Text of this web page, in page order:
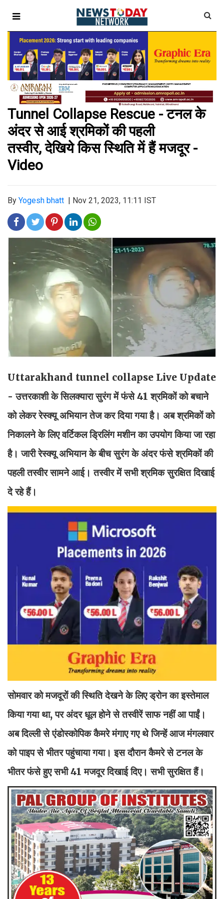
Tunnel Collapse Rescue - टनल के
अंदर से आई श्रमिकों की पहली
तस्वीर, देखिये किस स्थिति में हैं मजदूर -
Video
By Yogesh bhatt Nov 21, 2023, 11:11 IST
Uttarakhand tunnel collapse Live Update
- उत्तरकाशी के सिलक्यारा सुरंग में फंसे 41 श्रमिकों को बचाने
को लेकर रेस्क्यू अभियान तेज कर दिया गया है। अब श्रमिकों को
निकालने के लिए वर्टिकल ड्रिलिंग मशीन का उपयोग किया जा रहा
है। जारी रेस्क्यू अभियान के बीच सुरंग के अंदर फंसे श्रमिकों की
पहली तस्वीर सामने आई। तस्वीर में सभी श्रमिक सुरक्षित दिखाई
दे रहे हैं।
सोमवार को मजदूरों की स्थिति देखने के लिए ड्रोन का इस्तेमाल
किया गया था, पर अंदर धूल होने से तस्वीरें साफ नहीं आ पाईं।
अब दिल्ली से एंडोस्कोपिक कैमरे मंगाए गए थे जिन्हें आज मंगलवार
को पाइप से भीतर पहुंचाया गया। इस दौरान कैमरे से टनल के
भीतर फंसे हुए सभी 41 मजदूर दिखाई दिए। सभी सुरक्षित हैं।